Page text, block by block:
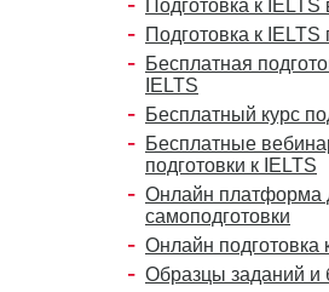
Подготовка к
Подготовка к IELTS
Бесплатная
IELTS
Бесплатный курс
Бесплатные
подготовки к IELTS
Онлайн платформа
самоподготовки
Онлайн подготовка
Образцы заданий и